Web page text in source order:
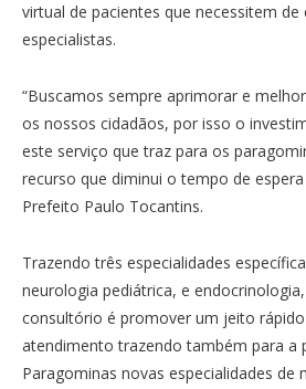
virtual de pacientes que necessitem
especialistas.
“Buscamos sempre aprimorar e
os nossos cidadãos, por isso o
este serviço que traz para os
recurso que diminui o tempo de
Prefeito Paulo Tocantins.
Trazendo três especialidades
neurologia pediátrica, e
consultório é promover um jeito
atendimento trazendo também para a
Paragominas novas especialidades de